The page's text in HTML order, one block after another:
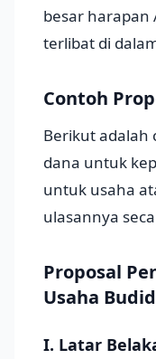
besar harapan
terlibat di
Contoh
Berikut adalah
dana untuk
untuk usaha
ulasannya
Proposal
Usaha
I. Latar